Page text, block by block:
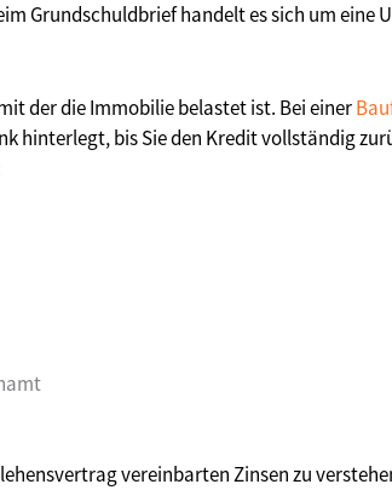
Grundschuldbrief handelt es sich um eine
der die Immobilie belastet ist. Bei einer
hinterlegt, bis Sie den Kredit vollständig
vereinbarten Zinsen zu